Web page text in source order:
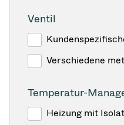
Ventil
Verschiedene
Temperatur-
Heizung mit